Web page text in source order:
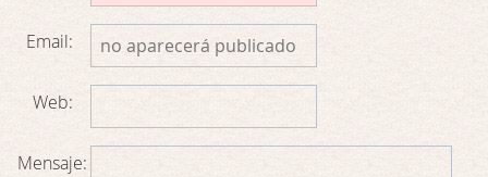
Email:
Web:
Mensaje: